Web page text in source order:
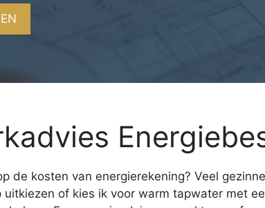
de kosten van energierekening? Veel
uitkiezen of kies ik voor warm tapwater met